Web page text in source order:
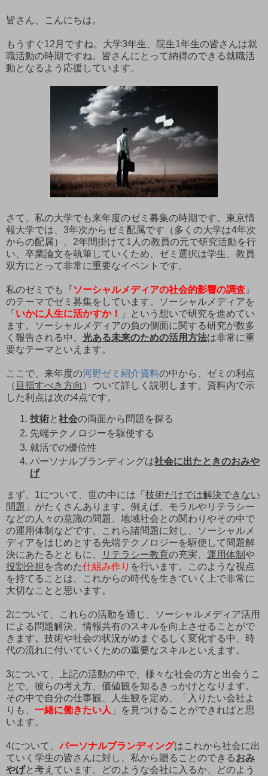
皆さん、こんにちは。
もうすぐ12月ですね。大学3年生、院生1年生の皆さんは就
職活動の時期ですね。皆さんにとって納得のできる就職活
動となるよう応援しています。
さて、私の大学でも来年度のゼミ募集の時期です。東京情
報大学では、3年次からゼミ配属です（多くの大学は4年次
からの配属）。2年間掛けて1人の教員の元で研究活動を行
い、卒業論文を執筆していくため、ゼミ選択は学生、教員
双方にとって非常に重要なイベントです。
私のゼミでも『 ソーシャルメディアの社会的影響の調査 』
のテーマでゼミ募集をしています。ソーシャルメディアを
「 いかに人生に活かすか！
」という想いで研究を進めてい
ます。ソーシャルメディアの負の側面に関する研究が数多
く報告される中、 光ある未来のための活用方法は非常に重
要なテーマといえます。
ここで、来年度の河野ゼミ紹介資料の中から、ゼミの利点
（ 目指すべき方向 ）ついて詳しく説明します。資料内で示
した利点は次の4点です。
技術と社会の両面から問題を探る
先端テクノロジーを駆使する
就活での優位性
パーソナルブランディングは社会に出たときのおみや
げ
まず、1について、世の中には「 技術だけでは解決できない
問題 」がたくさんあります。例えば、モラルやリテラシー
などの人々の意識の問題、地域社会との関わりやその中で
の運用体制などです。これら諸問題に対し、ソーシャルメ
ディアをはじめとする先端テクノロジーを駆使して問題解
決にあたるとともに、
リテラシー教育の充実、 運用体制 や
役割分担 を含めた仕組み作り を行います。このような視点
を持てることは、これからの時代を生きていく上で非常に
大切なことと思います。
2について、これらの活動を通じ、ソーシャルメディア活用
による問題解決、情報共有のスキルを向上させることがで
きます。技術や社会の状況がめまぐるしく変化する中、時
代の流れに付いていくための重要なスキルといえます。
3について、上記の活動の中で、様々な社会の方と出会うこ
とで、彼らの考え方、価値観を知るきっかけとなります。
その中で自分の仕事観、人生観を定め、「入りたい会社よ
りも、 一緒に働きたい人 」を見つけることができればと思
います。
4について、 パーソナルブランディングはこれから社会に出
ていく学生の皆さんに対し、私から贈ることのできるおみ
やげと考えています。どのような会社に入るか、どのよう